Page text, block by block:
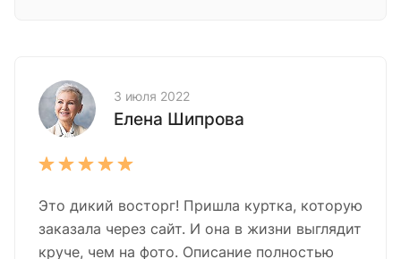
3 июля 2022
Елена Шипрова
Это дикий восторг! Пришла куртка, которую
заказала через сайт. И она в жизни выглядит
круче, чем на фото. Описание полностью